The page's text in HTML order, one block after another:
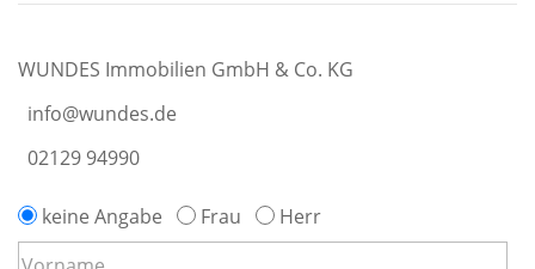
WUNDES Immobilien GmbH & Co. KG
info@wundes.de
02129 94990
keine Angabe Frau Herr